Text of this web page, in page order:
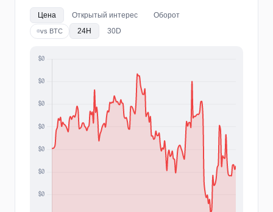
Цена Открытый интерес Оборот
vs BTC 24H 30D